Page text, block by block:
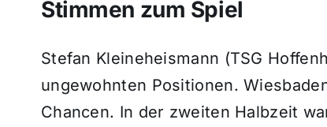
Stimmen zum Spiel
Stefan Kleineheismann (TSG
ungewohnten Positionen.
Chancen. In der zweiten Halbzeit